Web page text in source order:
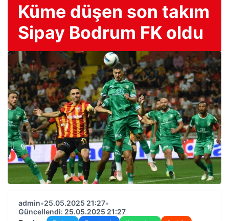
Küme düşen son takım
Sipay Bodrum FK oldu
admin•25.05.2025 21:27•
Güncellendi: 25.05.2025 21:27